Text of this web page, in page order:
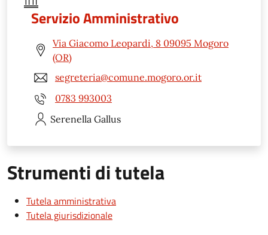
Servizio Amministrativo
Via Giacomo Leopardi, 8 09095 Mogoro
(OR)
segreteria@comune.mogoro.or.it
0783 993003
Serenella Gallus
Strumenti di tutela
Tutela amministrativa
Tutela giurisdizionale